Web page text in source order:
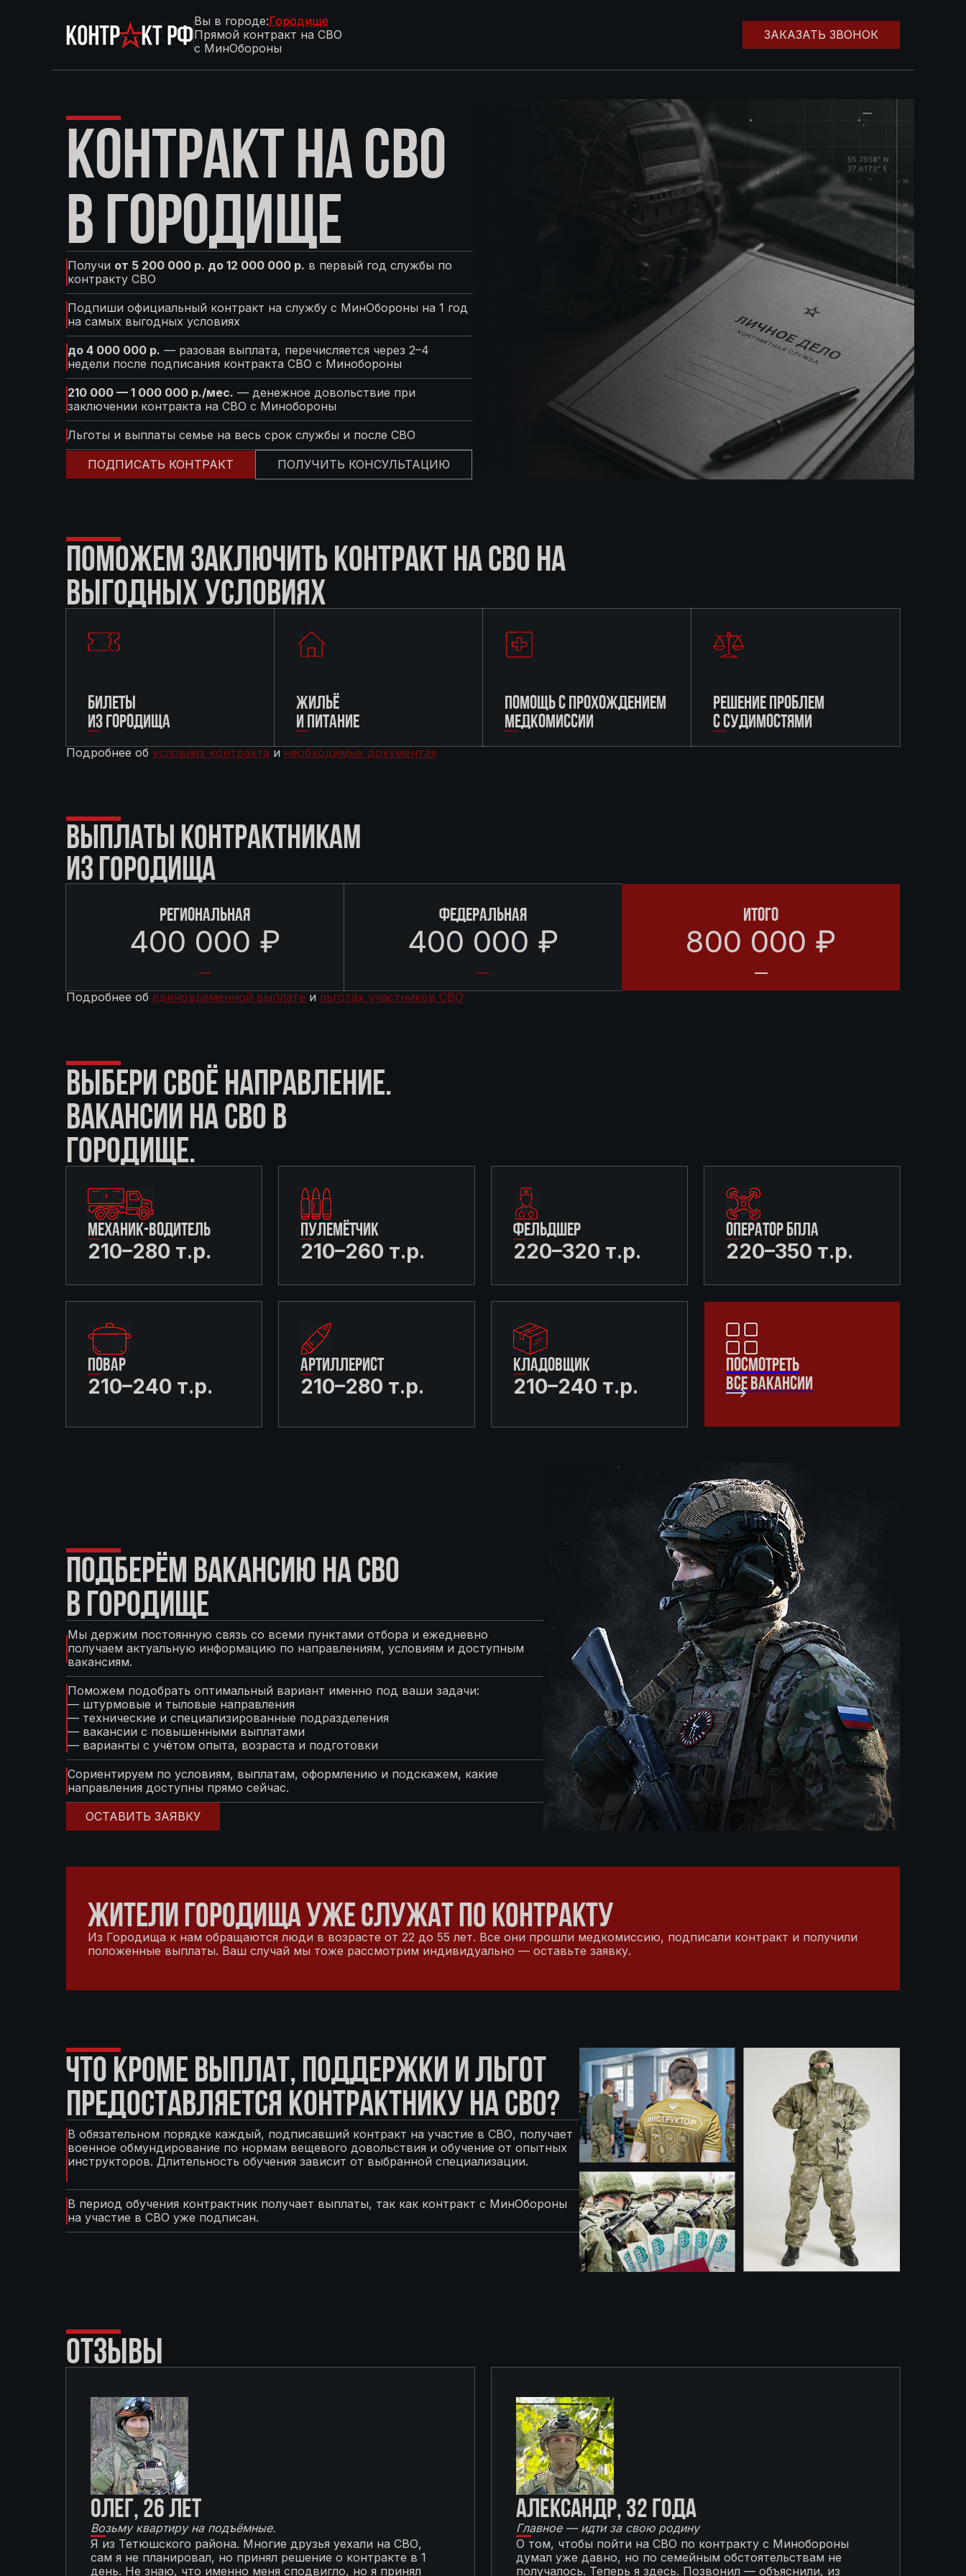
Вы в городе:Городище
Прямой контракт на СВО
с МинОбороны
ЗАКАЗАТЬ ЗВОНОК
КОНТРАКТ НА СВО
В ГОРОДИЩЕ
Получи от 5 200 000 р. до 12 000 000 р. в первый год службы по
контракту СВО
Подпиши официальный контракт на службу с МинОбороны на 1 год
на самых выгодных условиях
до 4 000 000 р. — разовая выплата, перечисляется через 2–4
недели после подписания контракта СВО с Минобороны
210 000 — 1 000 000 р./мес. — денежное довольствие при
заключении контракта на СВО с Минобороны
Льготы и выплаты семье на весь срок службы и после СВО
ПОДПИСАТЬ КОНТРАКТ ПОЛУЧИТЬ КОНСУЛЬТАЦИЮ
ПОМОЖЕМ ЗАКЛЮЧИТЬ КОНТРАКТ НА СВО НА
ВЫГОДНЫХ УСЛОВИЯХ
БИЛЕТЫ
ИЗ ГОРОДИЩА
ЖИЛЬЁ
И ПИТАНИЕ
ПОМОЩЬ С ПРОХОЖДЕНИЕМ
МЕДКОМИССИИ
РЕШЕНИЕ ПРОБЛЕМ
С СУДИМОСТЯМИ
Подробнее об условиях контракта и необходимых документах
ВЫПЛАТЫ КОНТРАКТНИКАМ
ИЗ ГОРОДИЩА
РЕГИОНАЛЬНАЯ
400 000 ₽
ФЕДЕРАЛЬНАЯ
400 000 ₽
ИТОГО
800 000 ₽
Подробнее об единовременной выплате и льготах участников СВО
ВЫБЕРИ СВОЁ НАПРАВЛЕНИЕ.
ВАКАНСИИ НА СВО В
ГОРОДИЩЕ.
МЕХАНИК-ВОДИТЕЛЬ
210–280 т.р.
ПУЛЕМЁТЧИК
210–260 т.р.
ФЕЛЬДШЕР
220–320 т.р.
ОПЕРАТОР БПЛА
220–350 т.р.
ПОВАР
210–240 т.р.
АРТИЛЛЕРИСТ
210–280 т.р.
КЛАДОВЩИК
210–240 т.р.
ПОСМОТРЕТЬ
ВСЕ ВАКАНСИИ
ПОДБЕРЁМ ВАКАНСИЮ НА СВО
В ГОРОДИЩЕ
Мы держим постоянную связь со всеми пунктами отбора и ежедневно
получаем актуальную информацию по направлениям, условиям и доступным
вакансиям.
Поможем подобрать оптимальный вариант именно под ваши задачи:
— штурмовые и тыловые направления
— технические и специализированные подразделения
— вакансии с повышенными выплатами
— варианты с учётом опыта, возраста и подготовки
Сориентируем по условиям, выплатам, оформлению и подскажем, какие
направления доступны прямо сейчас.
ОСТАВИТЬ ЗАЯВКУ
ЖИТЕЛИ ГОРОДИЩА УЖЕ СЛУЖАТ ПО КОНТРАКТУ
Из Городища к нам обращаются люди в возрасте от 22 до 55 лет. Все они прошли медкомиссию, подписали контракт и получили
положенные выплаты. Ваш случай мы тоже рассмотрим индивидуально — оставьте заявку.
ЧТО КРОМЕ ВЫПЛАТ, ПОДДЕРЖКИ И ЛЬГОТ
ПРЕДОСТАВЛЯЕТСЯ КОНТРАКТНИКУ НА СВО?
В обязательном порядке каждый, подписавший контракт на участие в СВО, получает
военное обмундирование по нормам вещевого довольствия и обучение от опытных
инструкторов. Длительность обучения зависит от выбранной специализации.
В период обучения контрактник получает выплаты, так как контракт с МинОбороны
на участие в СВО уже подписан.
ОТЗЫВЫ
Олег, 26 лет
Возьму квартиру на подъёмные.
Я из Тетюшского района. Многие друзья уехали на СВО,
сам я не планировал, но принял решение о контракте в 1
день. Не знаю, что именно меня сподвигло, но я принял
Александр, 32 года
Главное — идти за свою родину
О том, чтобы пойти на СВО по контракту с Минобороны
думал уже давно, но по семейным обстоятельствам не
получалось. Теперь я здесь. Позвонил — объяснили, из